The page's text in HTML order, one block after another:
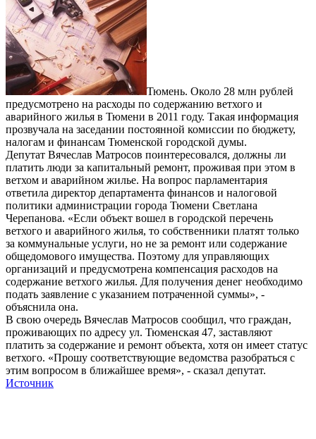
Тюмень. Около 28 млн рублей
предусмотрено на расходы по содержанию ветхого и
аварийного жилья в Тюмени в 2011 году. Такая информация
прозвучала на заседании постоянной комиссии по бюджету,
налогам и финансам Тюменской городской думы.
Депутат Вячеслав Матросов поинтересовался, должны ли
платить люди за капитальный ремонт, проживая при этом в
ветхом и аварийном жилье. На вопрос парламентария
ответила директор департамента финансов и налоговой
политики администрации города Тюмени Светлана
Черепанова. «Если объект вошел в городской перечень
ветхого и аварийного жилья, то собственники платят только
за коммунальные услуги, но не за ремонт или содержание
общедомового имущества. Поэтому для управляющих
организаций и предусмотрена компенсация расходов на
содержание ветхого жилья. Для получения денег необходимо
подать заявление с указанием потраченной суммы», -
объяснила она.
В свою очередь Вячеслав Матросов сообщил, что граждан,
проживающих по адресу ул. Тюменская 47, заставляют
платить за содержание и ремонт объекта, хотя он имеет статус
ветхого. «Прошу соответствующие ведомства разобраться с
этим вопросом в ближайшее время», - сказал депутат.
Источник